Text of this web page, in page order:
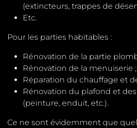
(extincteurs, trappes de
Etc.
Pour les parties habitables :
Rénovation de la partie
Rénovation de la menuiserie ;
Réparation du chauffage et
Rénovation du plafond et
(peinture, enduit, etc.).
Ce ne sont évidemment que